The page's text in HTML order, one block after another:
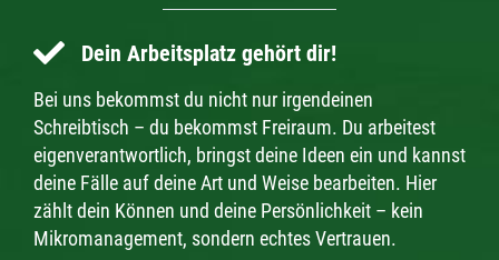
Dein Arbeitsplatz gehört dir!
Bei uns bekommst du nicht nur irgendeinen
Schreibtisch – du bekommst Freiraum. Du arbeitest
eigenverantwortlich, bringst deine Ideen ein und kannst
deine Fälle auf deine Art und Weise bearbeiten. Hier
zählt dein Können und deine Persönlichkeit – kein
Mikromanagement, sondern echtes Vertrauen.